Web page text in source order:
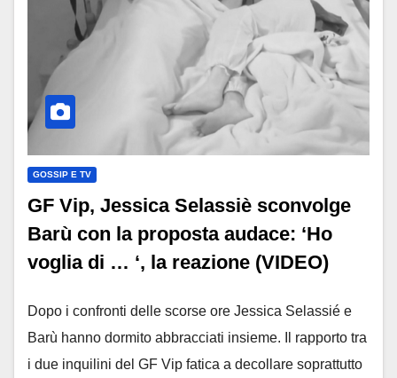
GOSSIP E TV
GF Vip, Jessica Selassiè sconvolge
Barù con la proposta audace: ‘Ho
voglia di … ‘, la reazione (VIDEO)
Dopo i confronti delle scorse ore Jessica Selassié e
Barù hanno dormito abbracciati insieme. Il rapporto tra
i due inquilini del GF Vip fatica a decollare soprattutto